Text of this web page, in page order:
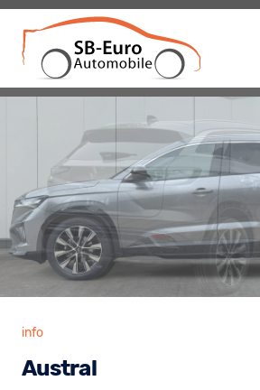
info
Austral